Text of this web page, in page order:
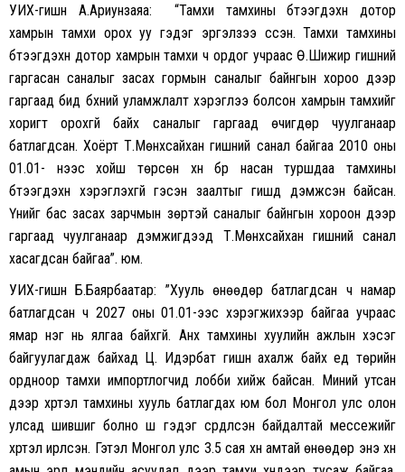
УИХ-гишүүн А.Ариунзаяа: “Тамхи тамхины бүтээгдэхүүн дотор
хамрын тамхи орох уу гэдэг эргэлзээ үүссэн. Тамхи тамхины
бүтээгдэхүүн дотор хамрын тамхи ч ордог учраас Ө.Шижир гишүүний
гаргасан саналыг засах гормын саналыг байнгын хороо дээр
гаргаад бид бүхний уламжлалт хэрэглээ болсон хамрын тамхийг
хоригт орохгүй байх саналыг гаргаад өчигдөр чуулганаар
батлагдсан. Хоёрт Т.Мөнхсайхан гишүүний санал байгаа 2010 оны
01.01- нээс хойш төрсөн хүн бүр насан туршдаа тамхины
бүтээгдэхүүн хэрэглэхгүй гэсэн заалтыг гишүүд дэмжсэн байсан.
Үүнийг бас засах зарчмын зөрүүтэй саналыг байнгын хороон дээр
гаргаад чуулганаар дэмжигдээд Т.Мөнхсайхан гишүүний санал
хасагдсан байгаа”. юм.
УИХ-гишүүн Б.Баярбаатар: ”Хууль өнөөдөр батлагдсан ч намар
батлагдсан ч 2027 оны 01.01-ээс хэрэгжихээр байгаа учраас
ямар нэг нь ялгаа байхгүй. Анх тамхины хуулийн ажлын хэсэг
байгуулагдаж байхад Ц. Идэрбат гишүүн ахалж байх үед төрийн
ордноор тамхи импортлогчид лобби хийж байсан. Миний утсан
дээр хүртэл тамхины хууль батлагдах юм бол Монгол улс олон
улсад шившиг болно шүү гэдэг сүрдүүлсэн байдалтай мессежийг
хүртэл ирүүлсэн. Гэтэл Монгол улс 3.5 сая хүн амтай өнөөдөр энэ хүн